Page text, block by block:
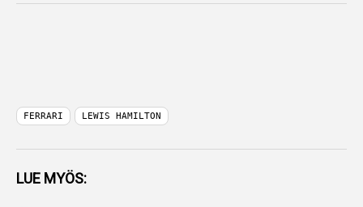
FERRARI LEWIS HAMILTON
LUE MYÖS: